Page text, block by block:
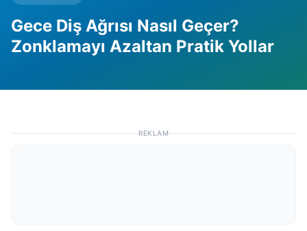
Gece Diş Ağrısı Nasıl Geçer?
Zonklamayı Azaltan Pratik Yollar
REKLAM